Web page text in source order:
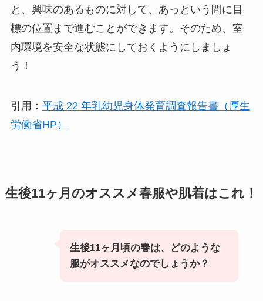
と、興味のあるものに対して、あっという間に目
標の位置まで進むことができます。そのため、室
内環境を安全な状態にしておくようにしましょ
う！
引用： 平成 22 年乳幼児身体発育調査報告書（厚生
労働省HP）
生後11ヶ月のオススメ春服や肌着はこれ！
生後11ヶ月頃の春は、どのような
服がオススメなのでしょうか？